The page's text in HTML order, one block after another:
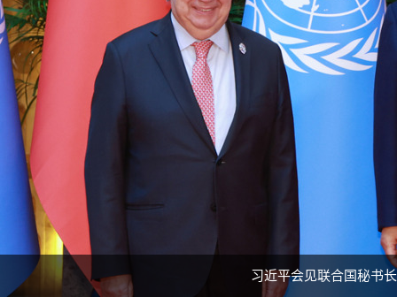
习近平会见联合国秘书